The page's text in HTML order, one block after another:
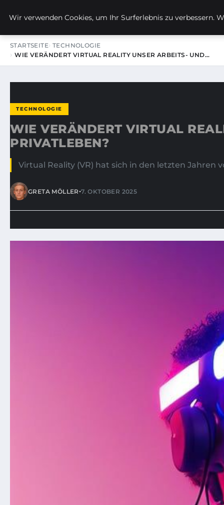
KIRSTINS WEG
STARTSEITE TECHNOLOGIE
WIE VERÄNDERT VIRTUAL REALITY UNSER ARBEITS- UND…
TECHNOLOGIE
WIE VERÄNDERT VIRTUAL
PRIVATLEBEN?
Virtual Reality (VR) hat sich in den letzten
GRETA MÖLLER•7. OKTOBER 2025
Wir verwenden Cookies, um Ihr Surferlebnis zu verbessern.